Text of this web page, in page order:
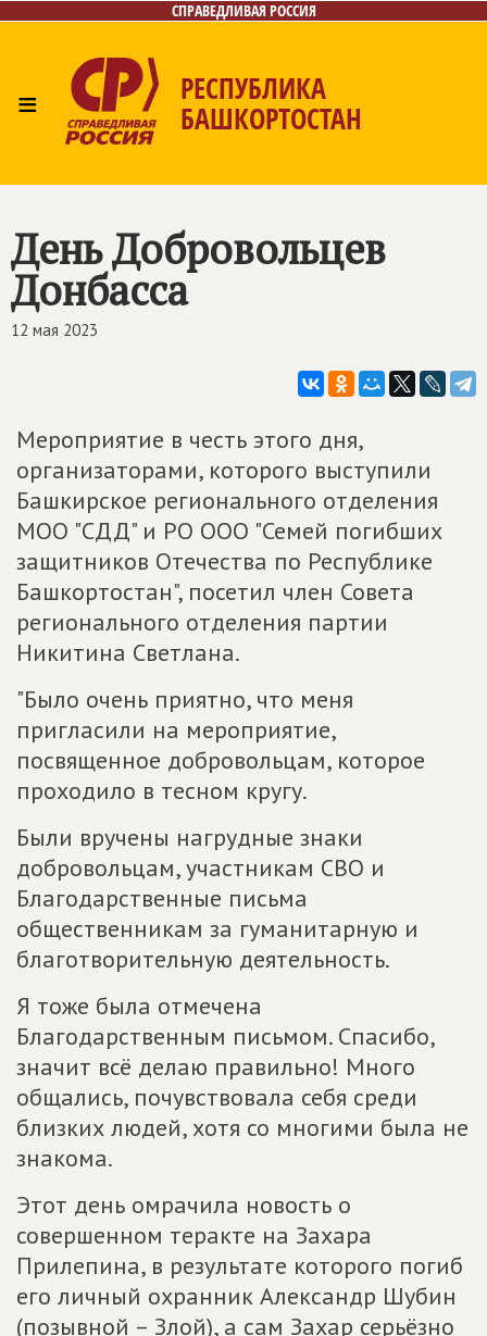
СПРАВЕДЛИВАЯ РОССИЯ
≡ РЕСПУБЛИКА
БАШКОРТОСТАН
Контакты
День Добровольцев
Донбасса
12 мая 2023
Мероприятие в честь этого дня,
организаторами, которого выступили
Башкирское регионального отделения
МОО "СДД" и РО ООО "Семей погибших
защитников Отечества по Республике
Башкортостан", посетил член Совета
регионального отделения партии
Никитина Светлана.
"Было очень приятно, что меня
пригласили на мероприятие,
посвященное добровольцам, которое
проходило в тесном кругу.
Были вручены нагрудные знаки
добровольцам, участникам СВО и
Благодарственные письма
общественникам за гуманитарную и
благотворительную деятельность.
Я тоже была отмечена
Благодарственным письмом. Спасибо,
значит всё делаю правильно! Много
общались, почувствовала себя среди
близких людей, хотя со многими была не
знакома.
Этот день омрачила новость о
совершенном теракте на Захара
Прилепина, в результате которого погиб
его личный охранник Александр Шубин
(позывной – Злой), а сам Захар серьёзно